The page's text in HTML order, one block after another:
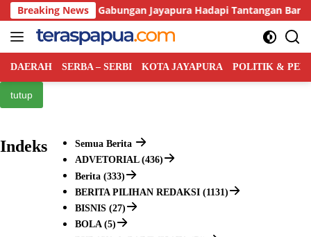
Langsung
ke
konten
Breaking News
75 Tahun, SMA Gabungan Jayapura Hadapi Tantangan Baru
DAERAH SERBA – SERBI KOTA JAYAPURA POLITIK &
tutup
Indeks
Semua Berita
ADVETORIAL (436)
Berita (333)
BERITA PILIHAN REDAKSI (1131)
BISNIS (27)
BOLA (5)